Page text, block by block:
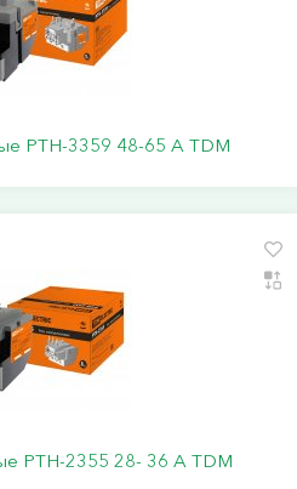
РТН-3359 48-65 А TDM
РТН-2355 28- 36 А TDM